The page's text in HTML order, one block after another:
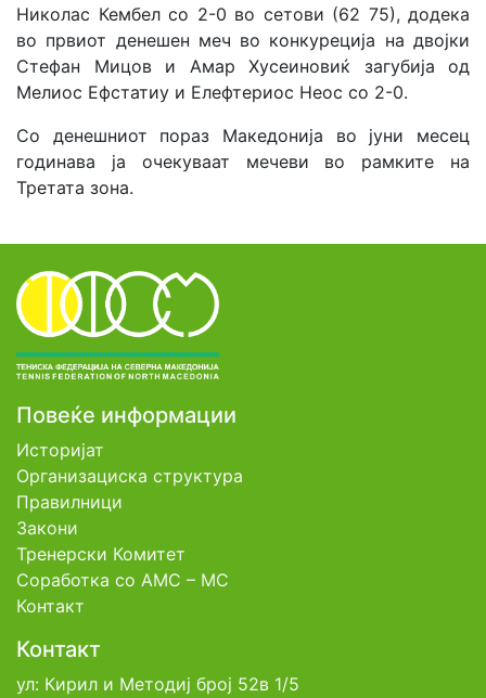
Николас Кембел со 2-0 во сетови (62 75), додека
во првиот денешен меч во конкуреција на двојки
Стефан Мицов и Амар Хусеиновиќ загубија од
Мелиос Ефстатиу и Елефтериос Неос со 2-0.
Со денешниот пораз Македонија во јуни месец
годинава ја очекуваат мечеви во рамките на
Третата зона.
Повеќе информации
Историјат
Организациска структура
Правилници
Закони
Тренерски Комитет
Соработка со АМС – МС
Контакт
Контакт
ул: Кирил и Методиј број 52в 1/5